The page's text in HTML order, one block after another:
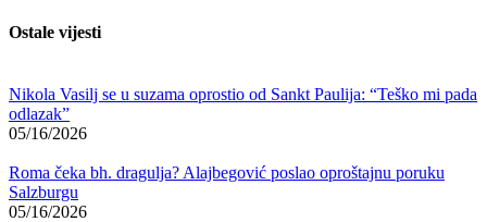
Ostale vijesti
Nikola Vasilj se u suzama oprostio od Sankt Paulija: “Teško mi pada
odlazak”
05/16/2026
Roma čeka bh. dragulja? Alajbegović poslao oproštajnu poruku
Salzburgu
05/16/2026